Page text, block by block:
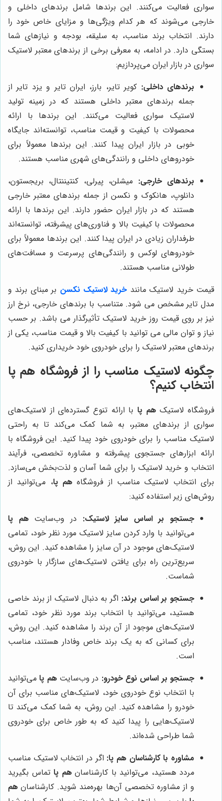
سواری فعالیت می‌کنند. این برندها شامل برندهای داخلی و
خارجی می‌شوند که هر کدام ویژگی‌ها و مزایای خاص خود را
دارند. انتخاب برند مناسب، به سلیقه، بودجه و نیازهای شما
بستگی دارد. در ادامه، به معرفی برخی از برندهای معتبر لاستیک
سواری در بازار ایران می‌پردازیم:
برندهای داخلی: کویر تایر، بارز، ایران تایر و یزد تایر از
جمله برندهای معتبر داخلی هستند که در زمینه تولید
لاستیک سواری فعالیت می‌کنند. این برندها با ارائه
محصولات با کیفیت و قیمت مناسب، توانسته‌اند جایگاه
خوبی در بازار ایران پیدا کنند. این برندها معمولاً برای
خودروهای داخلی و رانندگی‌های شهری مناسب هستند.
برندهای خارجی: میشلن، پیرلی، کنتیننتال، بریجستون،
دانلوپ، هانکوک و نکسن از جمله برندهای معتبر خارجی
هستند که در بازار ایران حضور دارند. این برندها با ارائه
محصولات با کیفیت بالا و فناوری‌های پیشرفته، توانسته‌اند
طرفداران زیادی در ایران پیدا کنند. این برندها معمولاً برای
خودروهای لوکس و رانندگی‌های پرسرعت و مسافت‌های
طولانی مناسب هستند.
قیمت خرید لاستیک مانند خرید لاستیک نکسن بر مبنای برند و
مدل تایر مشخص می شود. متناسب با برندهای خارجی، نرخ ارز
نیز بر روی قیمت روز خرید لاستیک تأثیرگذار می باشد. بر حسب
نیاز و توان مالی می توانید با کیفیت بالا و قیمت مناسب، یکی از
برندهای معتبر لاستیک را برای خودروی خود خریداری کنید.
چگونه لاستیک مناسب را از فروشگاه هم پا
انتخاب کنیم؟
فروشگاه لاستیکهم پا با ارائه تنوع گسترده‌ای از لاستیک‌های
سواری از برندهای معتبر، به شما کمک می‌کند تا به راحتی
لاستیک مناسب را برای خودروی خود پیدا کنید. این فروشگاه با
ارائه ابزارهای جستجوی پیشرفته و مشاوره تخصصی، فرآیند
انتخاب و خرید لاستیک را برای شما آسان و لذت‌بخش می‌سازد.
برای انتخاب لاستیک مناسب از فروشگاه هم پا، می‌توانید از
روش‌های زیر استفاده کنید:
جستجو بر اساس سایز لاستیک: در وب‌سایتهم پا
می‌توانید با وارد کردن سایز لاستیک مورد نظر خود، تمامی
لاستیک‌های موجود در آن سایز را مشاهده کنید. این روش،
سریع‌ترین راه برای یافتن لاستیک‌های سازگار با خودروی
شماست.
جستجو بر اساس برند: اگر به دنبال لاستیک از برند خاصی
هستید، می‌توانید با انتخاب برند مورد نظر خود، تمامی
لاستیک‌های موجود از آن برند را مشاهده کنید. این روش،
برای کسانی که به یک برند خاص وفادار هستند، مناسب
است.
جستجو بر اساس نوع خودرو: در وب‌سایتهم پامی‌توانید
با انتخاب نوع خودروی خود، لاستیک‌های مناسب برای آن
خودرو را مشاهده کنید. این روش، به شما کمک می‌کند تا
لاستیک‌هایی را پیدا کنید که به طور خاص برای خودروی
شما طراحی شده‌اند.
مشاوره با کارشناسان هم پا: اگر در انتخاب لاستیک مناسب
مردد هستید، می‌توانید با کارشناسانهم پا تماس بگیرید
و از مشاوره تخصصی آن‌ها بهره‌مند شوید. کارشناسان هم